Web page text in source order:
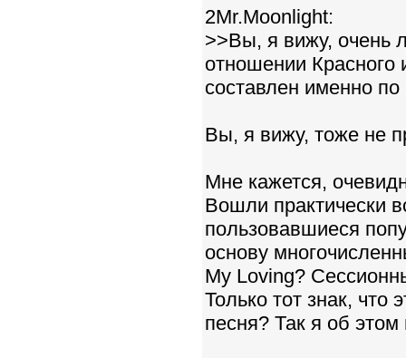
2Mr.Moonlight:
>>Вы, я вижу, очень
отношении
составлен именно
Вы, я вижу, тоже не
Мне кажется,
Вошли практически
пользовавшиеся
основу
My Loving?
Только тот знак, что
песня? Так я об